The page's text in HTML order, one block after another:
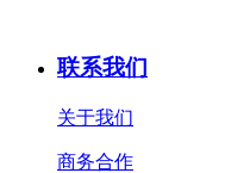
联系我们
关于我们
商务合作